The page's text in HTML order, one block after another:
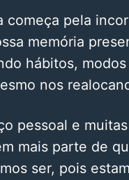
começa pela
memória
hábitos,
nos
pessoal e
mais parte de
ser, pois